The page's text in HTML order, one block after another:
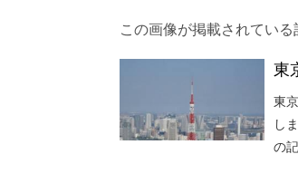
この画像が掲載されている
東
東
し
の